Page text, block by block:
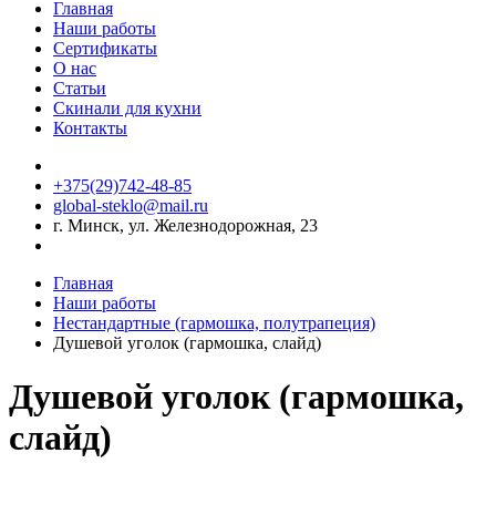
Главная
Наши работы
Сертификаты
О нас
Статьи
Скинали для кухни
Контакты
+375(29)742-48-85
global-steklo@mail.ru
г. Минск, ул. Железнодорожная, 23
Главная
Наши работы
Нестандартные (гармошка, полутрапеция)
Душевой уголок (гармошка, слайд)
Душевой уголок (гармошка,
слайд)